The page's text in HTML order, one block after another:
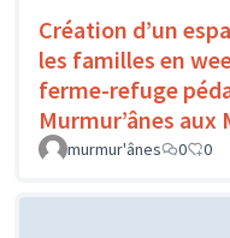
Création d’un
les familles en
ferme-refuge
Murmur’ânes aux
murmur'ânes 0 0